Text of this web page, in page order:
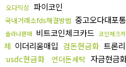
오다믹싱
파이코인
국내거래소fds해결방법 중고오다대포
솔라나판매 비트코인체크카드 코인체크
체 이더리움매입 검돈현금화 트론
usdc현금화
언더돈세탁 자금현금